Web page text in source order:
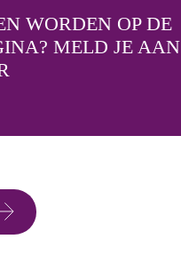
WORDEN OP DE
MELD JE AAN